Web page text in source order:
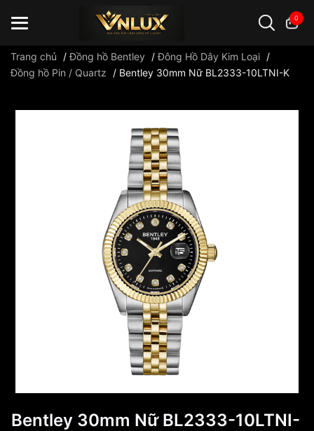
0
Trang chủ /Đồng hồ Bentley /Đông Hồ Dây Kim Loại /
Đồng hồ Pin / Quartz
/ Bentley 30mm Nữ BL2333-10LTNI-K
Bentley 30mm Nữ BL2333-10LTNI-